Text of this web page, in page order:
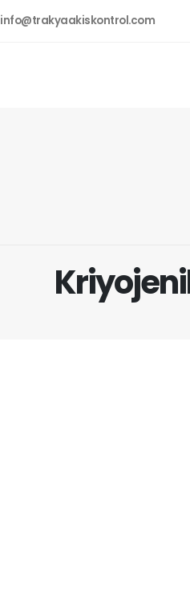
info@trakyaakiskontrol.com